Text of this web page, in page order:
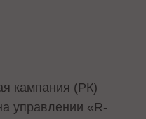
кампания (РК)
управлении «R-